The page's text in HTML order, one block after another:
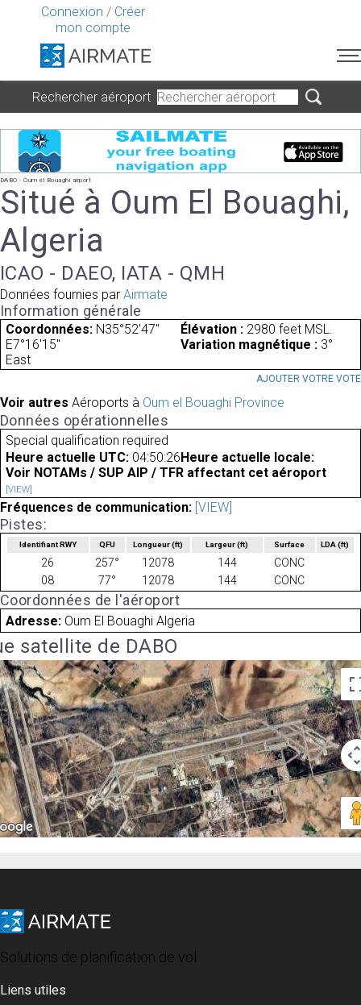
Connexion / Créer
mon compte
Rechercher aéroport
DABO - Oum el Bouaghi airport
Situé à Oum El Bouaghi,
Algeria
ICAO - DAEO, IATA - QMH
Données fournies par Airmate
Information générale
Coordonnées: N35°52'47"
E7°16'15"
Élévation : 2980 feet MSL.
Variation magnétique : 3°
East
AJOUTER VOTRE VOTE
Voir autres Aéroports à Oum el Bouaghi Province
Données opérationnelles
Special qualification required
Heure actuelle UTC: 04:50:26 Heure actuelle locale:
Voir NOTAMs / SUP AIP / TFR affectant cet aéroport
[VIEW]
Fréquences de communication: [VIEW]
Pistes:
Identifiant RWY QFU Longueur(ft) Largeur(ft) Surface LDA(ft)
26 257° 12078 144
CONC
08
77° 12078 144 CONC
Coordonnées de l'aéroport
Adresse: Oum El Bouaghi Algeria
satellite de DABO
Solutions de planification de vol
Liens utiles